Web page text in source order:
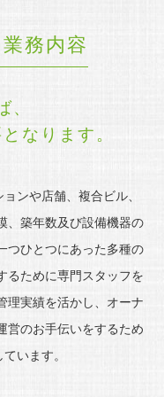
務内容
、
なります。
ンや店舗、複合ビル、
、築年数及び設備機器の
つひとつにあった多種の
るために専門スタッフを
理実績を活かし、オーナ
営のお手伝いをするため
います。